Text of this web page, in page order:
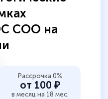
на время
система
возникло ни на
СОО на
Рассрочка 0%
от 100 ₽
в месяц на 18 мес.